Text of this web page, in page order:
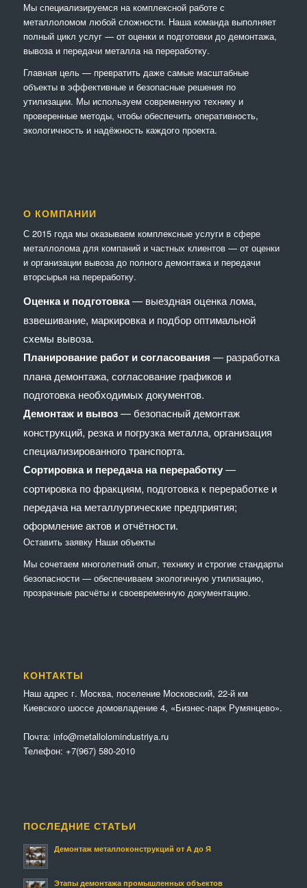
Мы специализируемся на комплексной работе с
металлоломом любой сложности. Наша команда выполняет
полный цикл услуг — от оценки и подготовки до демонтажа,
вывоза и передачи металла на переработку.
Главная цель — превратить даже самые масштабные
объекты в эффективные и безопасные решения по
утилизации. Мы используем современную технику и
проверенные методы, чтобы обеспечить оперативность,
экологичность и надёжность каждого проекта.
О КОМПАНИИ
С 2015 года мы оказываем комплексные услуги в сфере
металлолома для компаний и частных клиентов — от оценки
и организации вывоза до полного демонтажа и передачи
вторсырья на переработку.
Оценка и подготовка— выездная оценка лома,
взвешивание, маркировка и подбор оптимальной
схемы вывоза.
Планирование работ и согласования — разработка
плана демонтажа, согласование графиков и
подготовка необходимых документов.
Демонтаж и вывоз— безопасный демонтаж
конструкций, резка и погрузка металла, организация
специализированного транспорта.
Сортировка и передача на переработку—
сортировка по фракциям, подготовка к переработке и
передача на металлургические предприятия;
оформление актов и отчётности.
Оставить заявку Наши объекты
Мы сочетaем многолетний опыт, технику и строгие стандарты
безопасности — обеспечиваем экологичную утилизацию,
прозрачные расчёты и своевременную документацию.
КОНТАКТЫ
Наш адрес г. Москва, поселение Московский, 22-й км
Киевского шоссе домовладение 4, «Бизнес-парк Румянцево».
Почта: info@metallolomindustriya.ru
Телефон: +7(967) 580-2010
ПОСЛЕДНИЕ СТАТЬИ
Демонтаж металлоконструкций от А до Я
Этапы демонтажа промышленных объектов